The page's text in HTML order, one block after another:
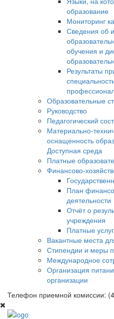
образование
Мониторинг
Сведения об
обучения и
Результаты
Образовательные
Руководство
Педагогический
Материально-
оснащенность
Доступная среда
Платные
Финансово-
План
деятельности
Отчёт о
учреждения
Платные
Вакантные места
Стипендии и меры
Международное
Организация
организации
Телефон приемной комиссии: